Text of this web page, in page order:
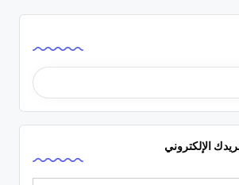
الإلكتروني